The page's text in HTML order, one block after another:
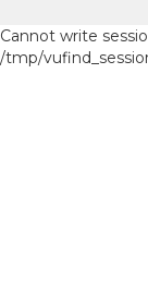
Cannot write
/tmp/